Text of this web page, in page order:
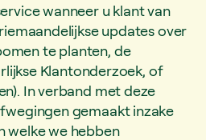
wanneer u klant van
updates over
te planten, de
Klantonderzoek, of
In verband met deze
gemaakt inzake
welke we hebben